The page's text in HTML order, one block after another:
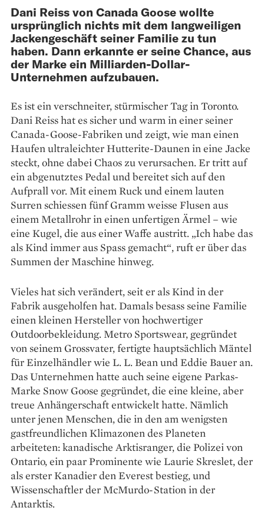
Dani Reiss von Canada Goose wollte
ursprünglich nichts mit dem langweiligen
Jackengeschäft seiner Familie zu tun
haben. Dann erkannte er seine Chance, aus
der Marke ein Milliarden-Dollar-
Unternehmen aufzubauen.
Es ist ein verschneiter, stürmischer Tag in Toronto.
Dani Reiss hat es sicher und warm in einer ­seiner
Canada-Goose-Fabriken und zeigt, wie man ­einen
Haufen ultraleichter Hutterite-Daunen in eine ­Jacke
steckt, ohne dabei Chaos zu verursachen. Er tritt auf
ein abgenutztes Pedal und bereitet sich auf den
Aufprall vor. Mit einem Ruck und einem lauten
Surren schiessen fünf Gramm weisse Flusen aus
einem Metallrohr in einen unfertigen Ärmel – wie
eine Kugel, die aus einer Waffe austritt. „Ich habe das
als Kind immer aus Spass gemacht“, ruft er über das
Summen der Maschine hinweg.
Vieles hat sich verändert, seit er als Kind in der
Fabrik ausgeholfen hat. Damals besass seine Familie
einen kleinen Hersteller von ­hochwertiger
Outdoorbekleidung. Metro Sportswear, gegründet
von seinem Grossvater, fertigte hauptsächlich Mäntel
für Einzelhändler wie L. L. Bean und Eddie Bauer an.
Das Unternehmen hatte auch seine eigene Parkas-
Marke Snow Goose gegründet, die eine kleine, aber
treue Anhängerschaft entwickelt hatte. Nämlich
unter jenen Menschen, die in den am wenigsten
gastfreundlichen Klimazonen des Planeten
arbeiteten: kanadische Arktisranger, die Polizei von
Ontario, ein paar ­Prominente wie Laurie Skreslet, der
als erster Kanadier den Everest bestieg, und
Wissenschaftler der Mc­Murdo-Station in der
Antarktis.